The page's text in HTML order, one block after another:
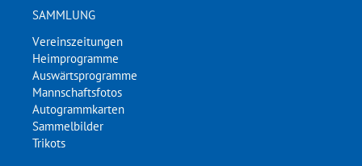
SAMMLUNG
Vereinszeitungen
Heimprogramme
Auswärtsprogramme
Mannschaftsfotos
Autogrammkarten
Sammelbilder
Trikots